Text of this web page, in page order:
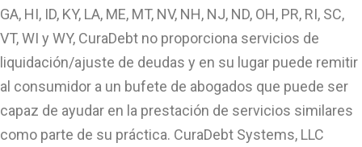
GA, HI, ID, KY, LA, ME, MT, NV, NH, NJ, ND, OH, PR, RI, SC,
VT, WI y WY, CuraDebt no proporciona servicios de
liquidación/ajuste de deudas y en su lugar puede remitir
al consumidor a un bufete de abogados que puede ser
capaz de ayudar en la prestación de servicios similares
como parte de su práctica. CuraDebt Systems, LLC